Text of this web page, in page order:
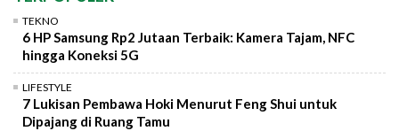
TEKNO
6 HP Samsung Rp2 Jutaan Terbaik: Kamera Tajam, NFC
hingga Koneksi 5G
LIFESTYLE
7 Lukisan Pembawa Hoki Menurut Feng Shui untuk
Dipajang di Ruang Tamu